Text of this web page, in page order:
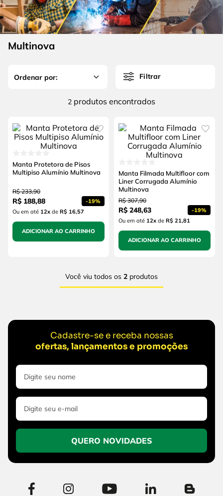
Multinova
Filtrar
2 produtos
Manta Protetora de Pisos
Multipiso Alumínio Multinova
R$ 233,90
R$ 188,88 -19%
Ou em até 12xde R$ 16,57
ADICIONAR AO CARRINHO
Manta Filmada Multifloor com
Liner Corrugada Alumínio
Multinova
R$ 307,90
R$ 248,63 -19%
Ou em até 12xde R$ 21,81
ADICIONAR AO CARRINHO
Você viu todos os 2 produtos
Cadastre-se e receba nossas
ofertas, lançamentos e promoções
QUERO NOVIDADES
6º fio
7º serra copo
8º chave impacto
disco corte
4 º escada
5º serra circular
º fio
chave impacto